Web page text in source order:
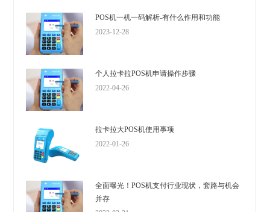
POS机一机一码解析-有什么作用和功能
2023-12-28
个人拉卡拉POS机申请操作步骤
2022-04-26
拉卡拉大POS机使用事项
2022-01-26
全面曝光！POS机支付行业现状，套路与机会
并存